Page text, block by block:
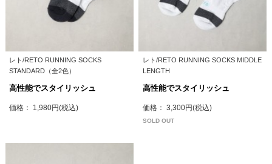
レト/RETO RUNNING SOCKS
STANDARD（全2色）
高性能でスタイリッシュ
価格： 1,980円(税込)
レト/RETO RUNNING SOCKS MIDDLE
LENGTH
高性能でスタイリッシュ
価格： 3,300円(税込)
SOLD OUT